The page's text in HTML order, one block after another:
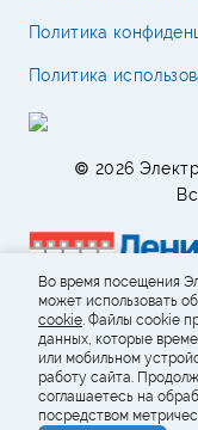
Политика
Политика
© 2026
Во время посещения
может использовать
cookie. Файлы cookie
данных, которые
или мобильном
работу сайта.
соглашаетесь на
посредством